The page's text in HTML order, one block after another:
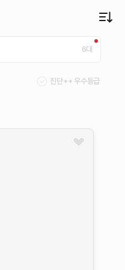
6대
진단++ 우수등급